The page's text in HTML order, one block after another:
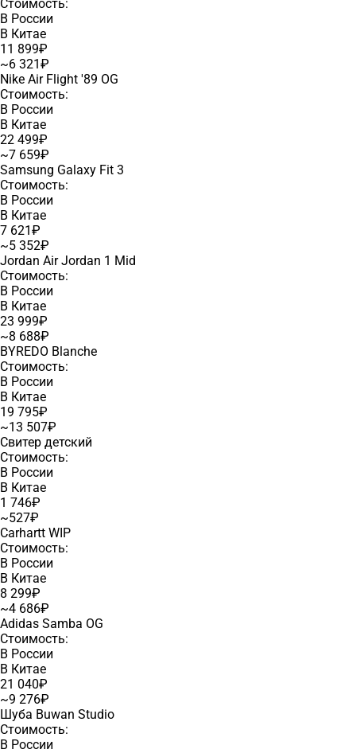
Стоимость:
В России
В Китае
11 899₽
~6 321₽
Nike Air Flight '89 OG
Стоимость:
В России
В Китае
22 499₽
~7 659₽
Samsung Galaxy Fit 3
Стоимость:
В России
В Китае
7 621₽
~5 352₽
Jordan Air Jordan 1 Mid
Стоимость:
В России
В Китае
23 999₽
~8 688₽
BYREDO Blanche
Стоимость:
В России
В Китае
19 795₽
~13 507₽
Свитер детский
Стоимость:
В России
В Китае
1 746₽
~527₽
Carhartt WIP
Стоимость:
В России
В Китае
8 299₽
~4 686₽
Adidas Samba OG
Стоимость:
В России
В Китае
21 040₽
~9 276₽
Шуба Buwan Studio
Стоимость:
В России